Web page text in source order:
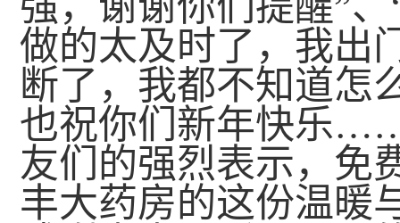
做的太及时了，我出
断了，我都不知道怎
也祝你们新年快乐
友们的强烈表示，免
丰大药房的这份温暖